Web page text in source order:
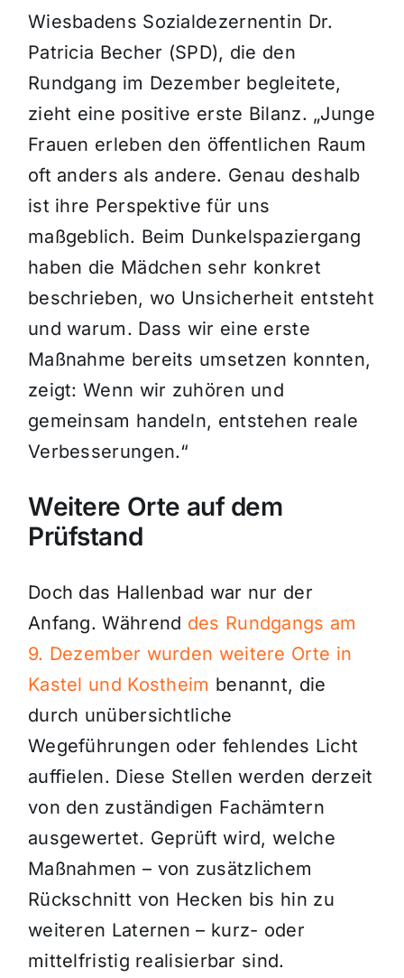
Wiesbadens Sozialdezernentin Dr.
Patricia Becher (SPD), die den
Rundgang im Dezember begleitete,
zieht eine positive erste Bilanz. „Junge
Frauen erleben den öffentlichen Raum
oft anders als andere. Genau deshalb
ist ihre Perspektive für uns
maßgeblich. Beim Dunkelspaziergang
haben die Mädchen sehr konkret
beschrieben, wo Unsicherheit entsteht
und warum. Dass wir eine erste
Maßnahme bereits umsetzen konnten,
zeigt: Wenn wir zuhören und
gemeinsam handeln, entstehen reale
Verbesserungen.“
Weitere Orte auf dem
Prüfstand
Doch das Hallenbad war nur der
Anfang. Während des Rundgangs am
9. Dezember wurden weitere Orte in
Kastel und Kostheim benannt, die
durch unübersichtliche
Wegeführungen oder fehlendes Licht
auffielen. Diese Stellen werden derzeit
von den zuständigen Fachämtern
ausgewertet. Geprüft wird, welche
Maßnahmen – von zusätzlichem
Rückschnitt von Hecken bis hin zu
weiteren Laternen – kurz- oder
mittelfristig realisierbar sind.